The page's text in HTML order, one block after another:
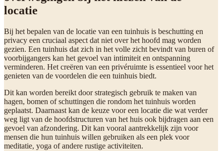
locatie
Bij het bepalen van de locatie van een tuinhuis is beschutting en
privacy een cruciaal aspect dat niet over het hoofd mag worden
gezien. Een tuinhuis dat zich in het volle zicht bevindt van buren of
voorbijgangers kan het gevoel van intimiteit en ontspanning
verminderen. Het creëren van een privéruimte is essentieel voor het
genieten van de voordelen die een tuinhuis biedt.
Dit kan worden bereikt door strategisch gebruik te maken van
hagen, bomen of schuttingen die rondom het tuinhuis worden
geplaatst. Daarnaast kan de keuze voor een locatie die wat verder
weg ligt van de hoofdstructuren van het huis ook bijdragen aan een
gevoel van afzondering. Dit kan vooral aantrekkelijk zijn voor
mensen die hun tuinhuis willen gebruiken als een plek voor
meditatie, yoga of andere rustige activiteiten.